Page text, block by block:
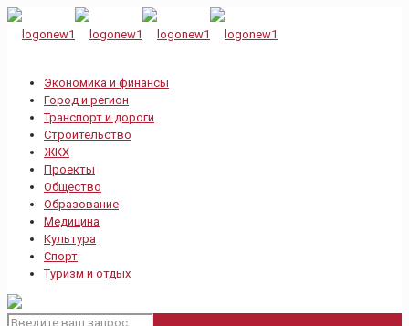
Экономика и финансы
Город и регион
Транспорт и дороги
Строительство
ЖКХ
Проекты
Общество
Образование
Медицина
Культура
Спорт
Туризм и отдых